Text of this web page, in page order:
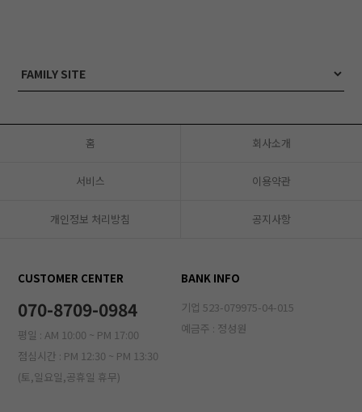
홈 회사소개
서비스 이용약관
개인정보 처리방침 공지사항
CUSTOMER CENTER
070-8709-0984
평일 : AM 10:00 ~ PM 17:00
점심시간 : PM 12:30 ~ PM 13:30
(토,일요일,공휴일 휴무)
BANK INFO
기업 523-079975-04-015
예금주 : 정성원